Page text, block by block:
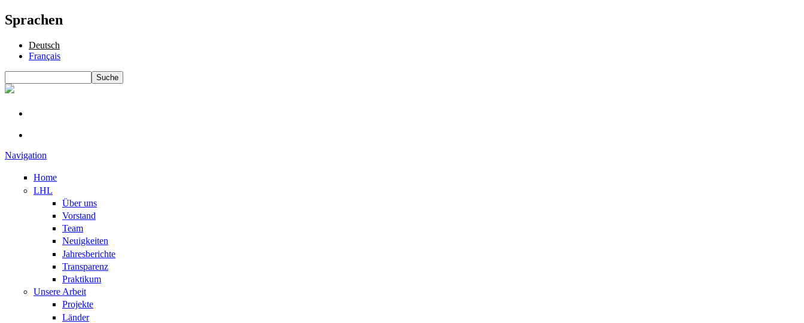
Sprachen
Deutsch
Français
Suchformular
Navigation
Home
LHL
Über uns
Vorstand
Team
Neuigkeiten
Jahresberichte
Transparenz
Praktikum
Unsere Arbeit
Projekte
Länder